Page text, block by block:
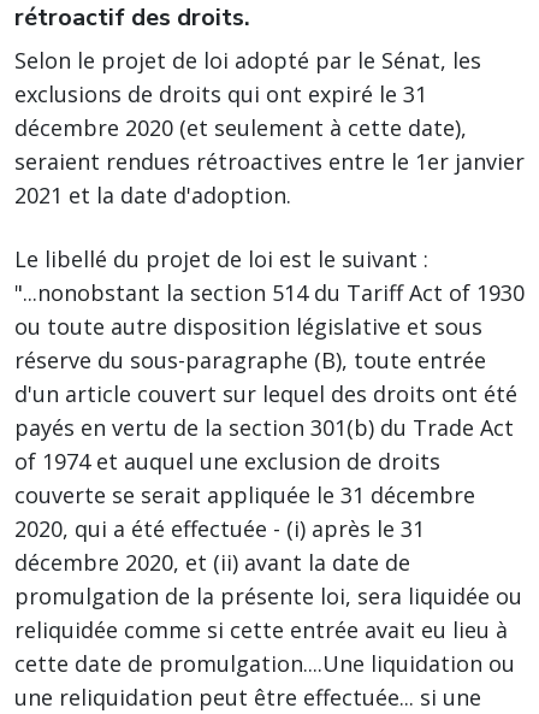
rétroactif des droits.
Selon le projet de loi adopté par le Sénat, les
exclusions de droits qui ont expiré le 31
décembre 2020 (et seulement à cette date),
seraient rendues rétroactives entre le 1er janvier
2021 et la date d'adoption.
Le libellé du projet de loi est le suivant :
"...nonobstant la section 514 du Tariff Act of 1930
ou toute autre disposition législative et sous
réserve du sous-paragraphe (B), toute entrée
d'un article couvert sur lequel des droits ont été
payés en vertu de la section 301(b) du Trade Act
of 1974 et auquel une exclusion de droits
couverte se serait appliquée le 31 décembre
2020, qui a été effectuée - (i) après le 31
décembre 2020, et (ii) avant la date de
promulgation de la présente loi, sera liquidée ou
reliquidée comme si cette entrée avait eu lieu à
cette date de promulgation....Une liquidation ou
une reliquidation peut être effectuée... si une